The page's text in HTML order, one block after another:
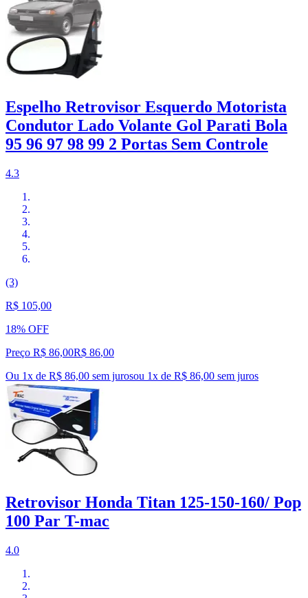
Espelho Retrovisor Esquerdo Motorista
Condutor Lado Volante Gol Parati Bola
95 96 97 98 99 2 Portas Sem Controle
4.3
(3)
R$ 105,00
18% OFF
Preço R$ 86,00R$ 86,00
Ou 1x de R$ 86,00 sem jurosou 1x de R$ 86,00 sem juros
Retrovisor Honda Titan 125-150-160/ Pop
100 Par T-mac
4.0